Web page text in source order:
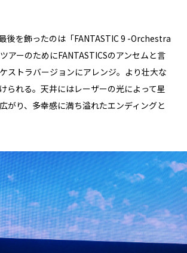
後を飾ったのは「FANTASTIC 9 -Orchestra
アーのためにFANTASTICSのアンセムと言
ストラバージョンにアレンジ。より壮大な
られる。天井にはレーザーの光によって星
がり、多幸感に満ち溢れたエンディングと